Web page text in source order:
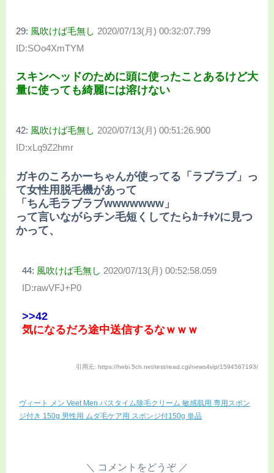
29: 風吹けば毛無し 2020/07/13(月) 00:32:07.799
ID:SOo4XmTYM
スキンヘッドのために頭に使ったことあるけど大
量に使っても綺麗には溶けない
42: 風吹けば毛無し 2020/07/13(月) 00:51:26.900
ID:xLq9Z2hmr
ガキのころかーちゃんが使ってる「ラブラブ」っ
て女性用脱毛機があって
「ちん毛ラブラブwwwwwww」
って言いながらチン毛短くしてたらｶｰﾁｬﾝに見つ
かって、
44: 風吹けば毛無し 2020/07/13(月) 00:52:58.059
ID:rawVFJ+P0
>>42
気になるだろ途中送信するなｗｗｗ
引用元: https://hebi.5ch.net/test/read.cgi/news4vip/1594567193/
ヴィート メン Veet Men バスタイム除毛クリーム 敏感肌用 専用スポン
ジ付き 150g 男性用 ムダ毛ケア用 スポンジ付150g 単品
コメントをどうぞ